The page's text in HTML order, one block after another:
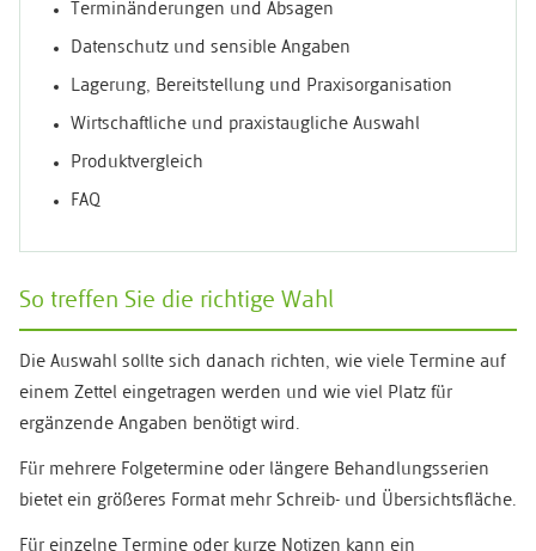
Terminänderungen und Absagen
Datenschutz und sensible Angaben
Lagerung, Bereitstellung und Praxisorganisation
Wirtschaftliche und praxistaugliche Auswahl
Produktvergleich
FAQ
So treffen Sie die richtige Wahl
Die Auswahl sollte sich danach richten, wie viele Termine auf
einem Zettel eingetragen werden und wie viel Platz für
ergänzende Angaben benötigt wird.
Für mehrere Folgetermine oder längere Behandlungsserien
bietet ein größeres Format mehr Schreib- und Übersichtsfläche.
Für einzelne Termine oder kurze Notizen kann ein